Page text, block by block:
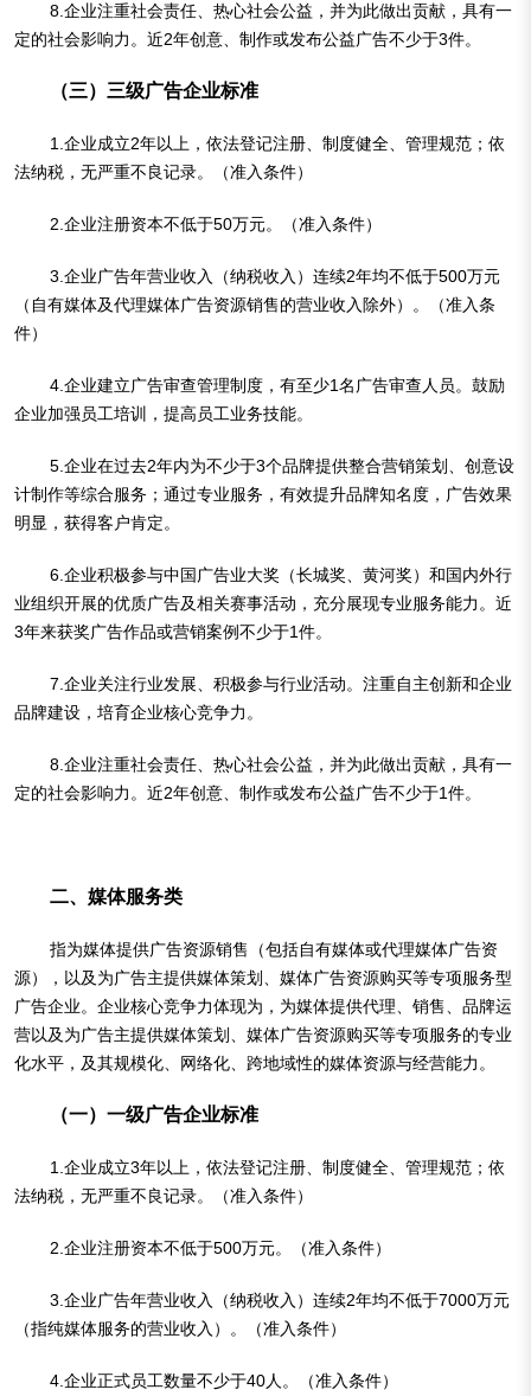
8.企业注重社会责任、热心社会公益，并为此做出贡献，具有一
定的社会影响力。近2年创意、制作或发布公益广告不少于3件。
（三）三级广告企业标准
1.企业成立2年以上，依法登记注册、制度健全、管理规范；依
法纳税，无严重不良记录。（准入条件）
2.企业注册资本不低于50万元。（准入条件）
3.企业广告年营业收入（纳税收入）连续2年均不低于500万元
（自有媒体及代理媒体广告资源销售的营业收入除外）。（准入条
件）
4.企业建立广告审查管理制度，有至少1名广告审查人员。鼓励
企业加强员工培训，提高员工业务技能。
5.企业在过去2年内为不少于3个品牌提供整合营销策划、创意设
计制作等综合服务；通过专业服务，有效提升品牌知名度，广告效果
明显，获得客户肯定。
6.企业积极参与中国广告业大奖（长城奖、黄河奖）和国内外行
业组织开展的优质广告及相关赛事活动，充分展现专业服务能力。近
3年来获奖广告作品或营销案例不少于1件。
7.企业关注行业发展、积极参与行业活动。注重自主创新和企业
品牌建设，培育企业核心竞争力。
8.企业注重社会责任、热心社会公益，并为此做出贡献，具有一
定的社会影响力。近2年创意、制作或发布公益广告不少于1件。
二、媒体服务类
指为媒体提供广告资源销售（包括自有媒体或代理媒体广告资
源），以及为广告主提供媒体策划、媒体广告资源购买等专项服务型
广告企业。企业核心竞争力体现为，为媒体提供代理、销售、品牌运
营以及为广告主提供媒体策划、媒体广告资源购买等专项服务的专业
化水平，及其规模化、网络化、跨地域性的媒体资源与经营能力。
（一）一级广告企业标准
1.企业成立3年以上，依法登记注册、制度健全、管理规范；依
法纳税，无严重不良记录。（准入条件）
2.企业注册资本不低于500万元。（准入条件）
3.企业广告年营业收入（纳税收入）连续2年均不低于7000万元
（指纯媒体服务的营业收入）。（准入条件）
4.企业正式员工数量不少于40人。（准入条件）